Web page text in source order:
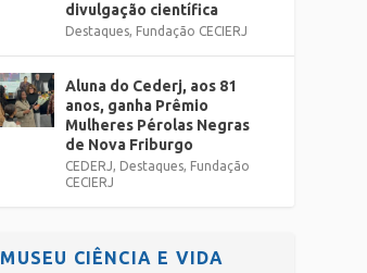
divulgação científica
Destaques, Fundação CECIERJ
Aluna do Cederj, aos 81
anos, ganha Prêmio
Mulheres Pérolas Negras
de Nova Friburgo
CEDERJ, Destaques, Fundação
CECIERJ
MUSEU CIÊNCIA E VIDA